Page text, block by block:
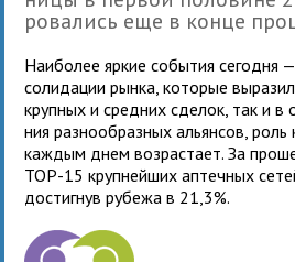
ро­ва­лись еще в конце
Наиболее яркие собы­тия сего­дня
со­ли­да­ции рынка, кото­рые
круп­ных и сред­них сде­лок, так и
ния раз­но­об­раз­ных аль­ян­сов,
каж­дым днем воз­рас­тает. За
ТОР-15 круп­ней­ших аптечных
достиг­нув рубежа в 21,3%.